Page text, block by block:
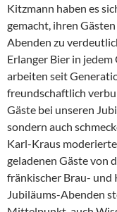
Kitzmann haben es
gemacht, ihren
Abenden zu
Erlanger Bier in
arbeiten seit
freundschaftlich
Gäste bei unseren
sondern auch
Karl-Kraus
geladenen Gäste von
fränkischer Brau- und
Jubiläums-Abenden